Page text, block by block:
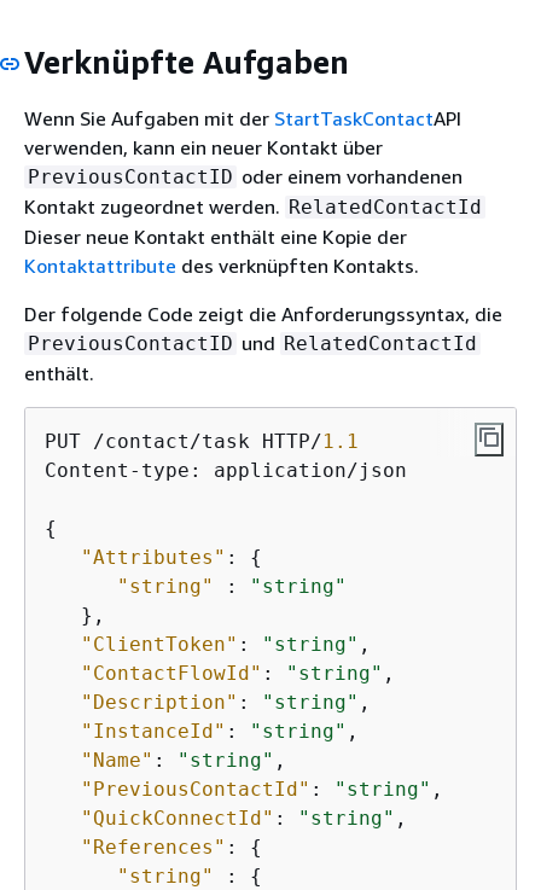
Verknüpfte Aufgaben
Wenn Sie Aufgaben mit der StartTaskContactAPI
verwenden, kann ein neuer Kontakt über
PreviousContactID oder einem vorhandenen
Kontakt zugeordnet werden. RelatedContactId
Dieser neue Kontakt enthält eine Kopie der
Kontaktattribute des verknüpften Kontakts.
Der folgende Code zeigt die Anforderungssyntax, die
PreviousContactID und RelatedContactId
enthält.
PUT /contact/task HTTP/1.1
Content-type: application/json
{
"Attributes" : {
"string"
:
"string"
   },
"ClientToken" : "string" ,
"ContactFlowId" : "string" ,
"Description" : "string" ,
"InstanceId" : "string" ,
"Name" : "string" ,
"PreviousContactId" : "string" ,
"QuickConnectId" : "string" ,
"References" : {
"string"
: {